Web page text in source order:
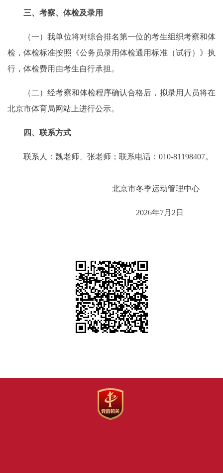
三、考察、体检及录用
（一）我单位将对综合排名第一位的考生组织考察和体
检，体检标准按照《公务员录用体检通用标准（试行）》执
行，体检费用由考生自行承担。
（二）经考察和体检程序确认合格后，拟录用人员将在
北京市体育局网站上进行公示。
四、联系方式
联系人：魏老师、张老师；联系电话：010-81198407。
北京市冬季运动管理中心
2026年7月2日